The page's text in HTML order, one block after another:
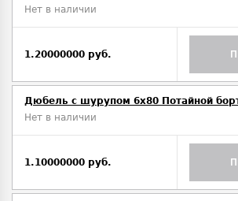
Нет в наличии
1.20000000 руб.
Дюбель с шурупом 6х80 Потайной
Нет в наличии
1.10000000 руб.